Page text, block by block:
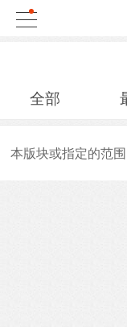
全部
本版块或指定的范